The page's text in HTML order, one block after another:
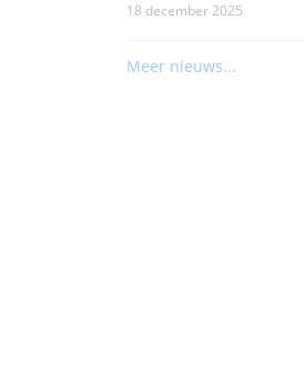
18 december 2025
Meer nieuws...